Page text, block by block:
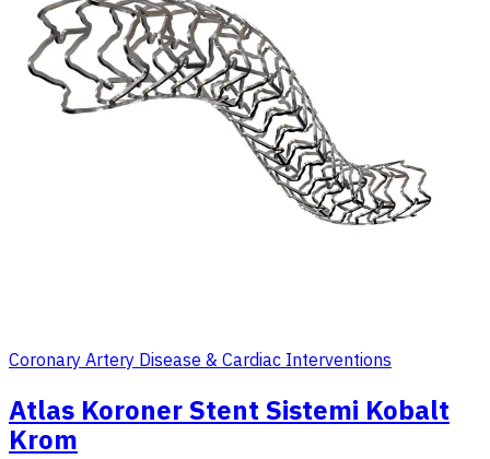
Coronary Artery Disease & Cardiac Interventions
Atlas Koroner Stent Sistemi Kobalt
Krom